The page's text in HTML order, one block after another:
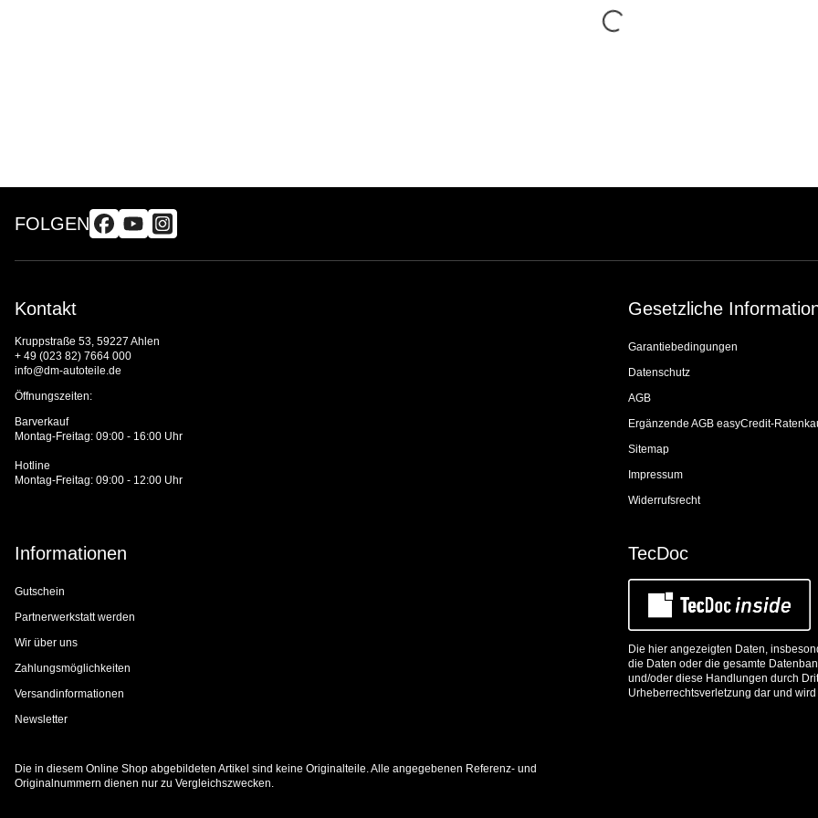
FOLGEN
Kontakt
Kruppstraße 53, 59227 Ahlen
+ 49 (023 82) 7664 000
info@dm-autoteile.de
Öffnungszeiten:
Barverkauf
Montag-Freitag: 09:00 - 16:00 Uhr
Hotline
Montag-Freitag: 09:00 - 12:00 Uhr
Gesetzliche
Garantiebedingungen
Datenschutz
AGB
Ergänzende AGB easyCredit-
Sitemap
Impressum
Widerrufsrecht
Informationen
Gutschein
Partnerwerkstatt werden
Wir über uns
Zahlungsmöglichkeiten
Versandinformationen
Newsletter
TecDoc
Die hier angezeigten Daten,
die Daten oder die gesamte
und/oder diese Handlungen durch
Urheberrechtsverletzung dar und
Die in diesem Online Shop abgebildeten Artikel sind keine Originalteile. Alle angegebenen Referenz- und
Originalnummern dienen nur zu Vergleichszwecken.